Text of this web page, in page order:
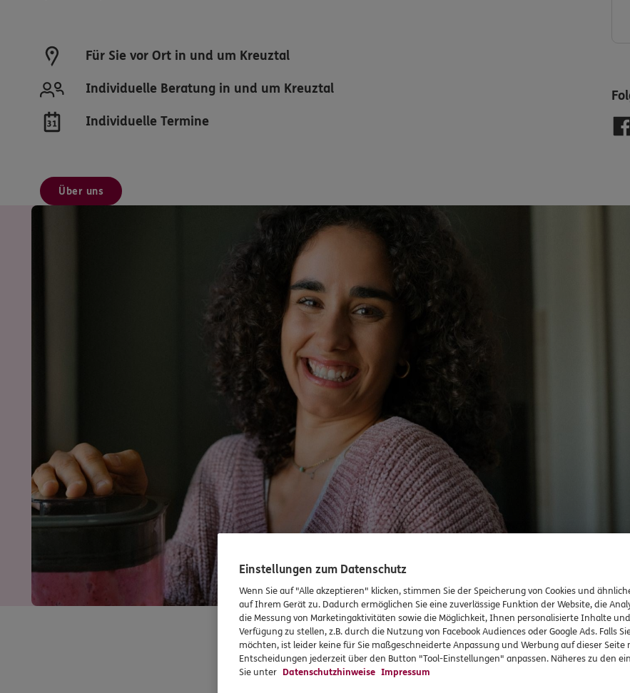
Für Sie vor Ort in und um Kreuztal
Individuelle Beratung in und um Kreuztal
Individuelle Termine
Über uns
Versicherungen und
Einstellungen zum Datenschutz
Wenn Sie auf "Alle akzeptieren" klicken, stimmen Sie der Speicherung von Cookies und
auf Ihrem Gerät zu. Dadurch ermöglichen Sie eine zuverlässige Funktion der Website, die
die Messung von Marketingaktivitäten sowie die Möglichkeit, Ihnen personalisierte Inhalte
Verfügung zu stellen, z.B. durch die Nutzung von Facebook Audiences oder Google Ads. Falls
möchten, ist leider keine für Sie maßgeschneiderte Anpassung und Werbung auf dieser Seite
Entscheidungen jederzeit über den Button "Tool-Einstellungen" anpassen. Näheres zu den
Sie unter Datenschutzhinweise Impressum